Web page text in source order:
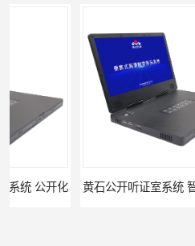
黄石公开听证室系统 智能化水平